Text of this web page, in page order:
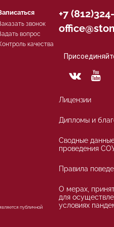
звонок
вопрос
качества
публичной
+7
Лицензии
Дипломы и
Сводные
проведения
Правила
О мерах,
для
условиях